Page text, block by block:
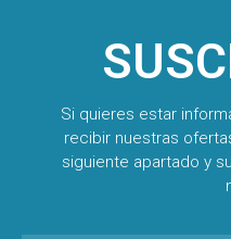
Si quieres estar
recibir nuestras
siguiente apartado y